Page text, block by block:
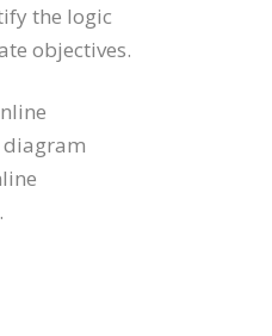
the logic
objectives.
diagram